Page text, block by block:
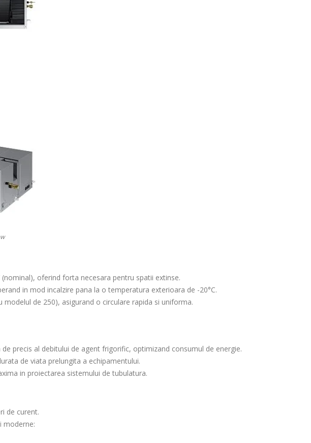
oferind forta necesara pentru spatii extinse.
in mod incalzire pana la o temperatura exterioara de -20°C.
de 250), asigurand o circulare rapida si uniforma.
precis al debitului de agent frigorific, optimizand consumul de energie.
de viata prelungita a echipamentului.
in proiectarea sistemului de tubulatura.
de curent.
moderne: